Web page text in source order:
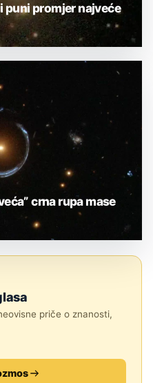
promjer najveće
crna rupa mase
priče o znanosti,